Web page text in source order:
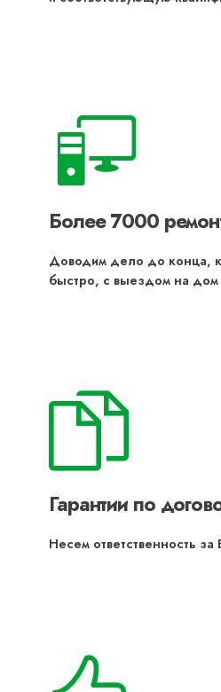
Более 7000
Доводим дело до конца,
быстро, с выездом на дом
Гарантии по
Несем ответственность